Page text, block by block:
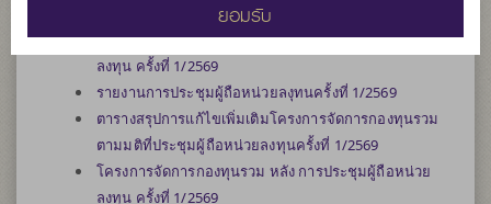
โครงการจัดการกองทุน (Fund Scheme) ที่ได้มีการ
ปรับปรุงข้อมูลให้เป็นปัจจุบัน ก่อนการประชุมผู้ถือหน่วย
ลงทุน ครั้งที่ 1/2569
รายงานการประชุมผู้ถือหน่วยลงุทนครั้งที่ 1/2569
ตารางสรุปการแก้ไขเพิ่มเติมโครงการจัดการกองทุนรวม
ตามมติที่ประชุมผู้ถือหน่วยลงทุนครั้งที่ 1/2569
โครงการจัดการกองทุนรวม หลัง การประชุมผู้ถือหน่วย
ลงทุน ครั้งที่ 1/2569
ยอมรับ